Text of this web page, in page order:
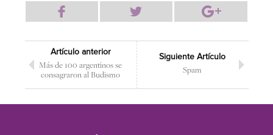
Artículo anterior
Más de 100 argentinos se
consagraron al Budismo
Siguiente Artículo
Spam